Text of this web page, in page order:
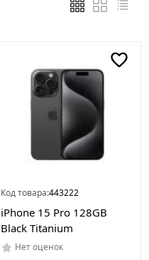
Код товара:443222
iPhone 15 Pro 128GB
Black Titanium
Нет оценок